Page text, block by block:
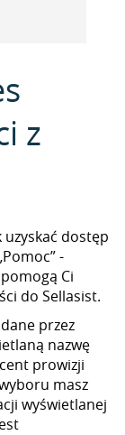
z
dostęp
-
Ci
do Sellasist.
przez
nazwę
prowizji
masz
wyświetlanej